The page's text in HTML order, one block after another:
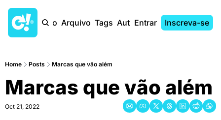
Início Arquivo Tags AutoresEntrar Inscreva-se
Home Posts Marcas que vão além
Marcas que vão além
Oct 21, 2022